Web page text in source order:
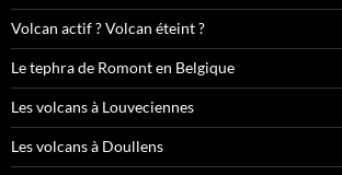
Volcan actif ? Volcan éteint ?
Le tephra de Romont en Belgique
Les volcans à Louveciennes
Les volcans à Doullens